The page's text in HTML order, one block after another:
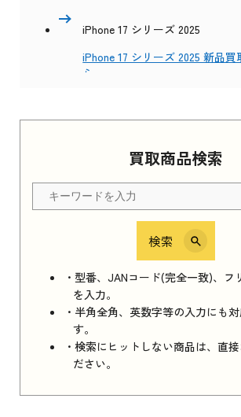
買取商品検索
検索
・型番、JANコード(完全一致)、フ
を入力。
・半角全角、英数字等の入力にも
す。
・検索にヒットしない商品は、直
ださい。
iPhone 17 シリーズ 2025
iPhone 17 シリーズ 2025 新品買
ら
Apple Watch Series 11 2025 新
ちら
iPhone 16e シリーズ 2025
iPhone 16e シリーズ 2025 新品
ら
iPad 11インチ 2025年春モデル
はこちら